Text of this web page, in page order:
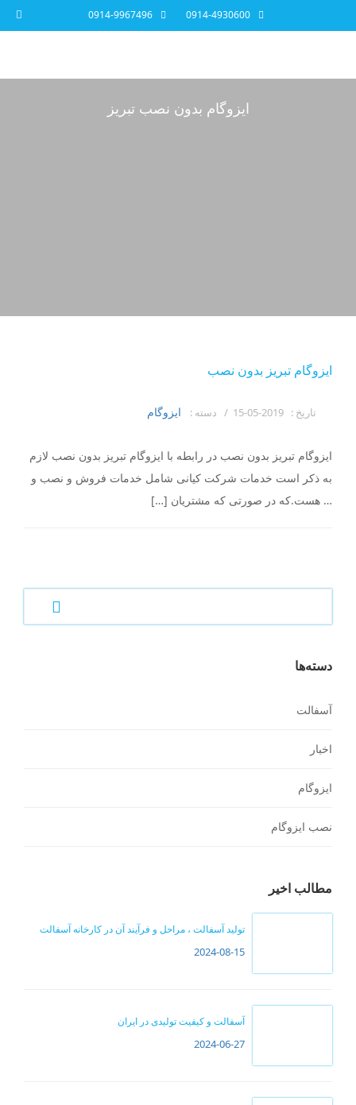
0914-4930600
0914-9967496
ایزوگام بدون نصب تبریز
ایزوگام تبریز بدون نصب
تاریخ : دسته : ایزوگام
ایزوگام تبریز بدون نصب در رابطه با ایزوگام تبریز بدون نصب لازم
به ذکر است خدمات شرکت کیانی شامل خدمات فروش و نصب و
… هست.که در صورتی که مشتریان […]
دسته‌ها
آسفالت
اخبار
ایزوگام
نصب ایزوگام
مطالب اخیر
تولید آسفالت ، مراحل و فرآیند آن در کارخانه آسفالت
2024-08-15
آسفالت و کیفیت تولیدی در ایران
2024-06-27